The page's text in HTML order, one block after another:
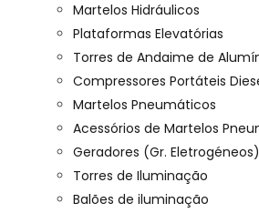
Martelos Hidráulicos
Plataformas Elevatórias
Torres de Andaime de
Compressores Portáteis
Martelos Pneumáticos
Acessórios de Martelos
Geradores (Gr. Eletrogéneos)
Torres de Iluminação
Balões de iluminação